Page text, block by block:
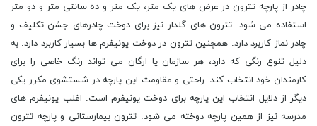
چادر از پارچه تترون در عرض ‌های یک متر، یک متر و ده سانتی‌ متر و دو متر
استفاده می ‌شود. تترون‌ های گلدار نیز برای دوخت چادر‌های جشن تکلیف و
چادر نماز کاربرد دارد. همچنین تترون در دوخت یونیفرم ‌ها بسیار کاربرد دارد. به
دلیل تنوع رنگی که دارد، هر سازمان یا ارگان می ‌تواند رنگ خاصی را برای
کارمندان خود انتخاب کند. راحتی و مقاومت این پارچه در شستشوی مکرر یکی
دیگر از دلایل انتخاب این پارچه برای دوخت یونیفرم است. اغلب یونیفرم ‌های
مدرسه نیز از همین پارچه دوخته می‌ شود. تترون بیمارستانی و پارچه تترون